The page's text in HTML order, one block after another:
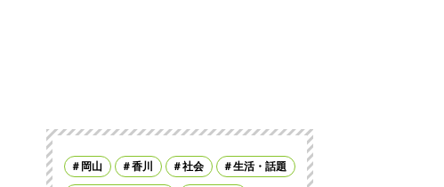
岡山 香川 社会 生活・話題